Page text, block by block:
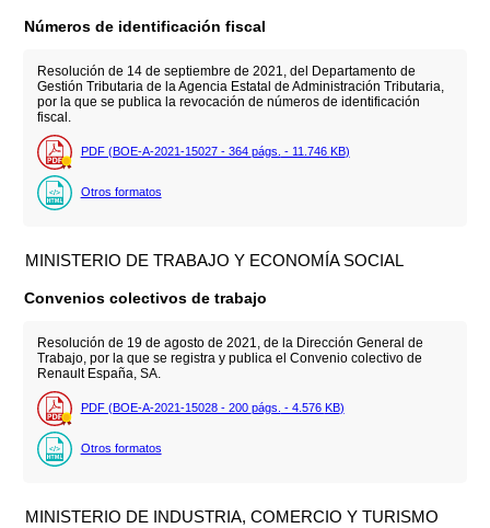
Números de identificación fiscal
Resolución de 14 de septiembre de 2021, del Departamento de
Gestión Tributaria de la Agencia Estatal de Administración Tributaria,
por la que se publica la revocación de números de identificación
fiscal.
PDF (BOE-A-2021-15027 - 364 págs. - 11.746 KB)
Otros formatos
MINISTERIO DE TRABAJO Y ECONOMÍA SOCIAL
Convenios colectivos de trabajo
Resolución de 19 de agosto de 2021, de la Dirección General de
Trabajo, por la que se registra y publica el Convenio colectivo de
Renault España, SA.
PDF (BOE-A-2021-15028 - 200 págs. - 4.576 KB)
Otros formatos
MINISTERIO DE INDUSTRIA, COMERCIO Y TURISMO